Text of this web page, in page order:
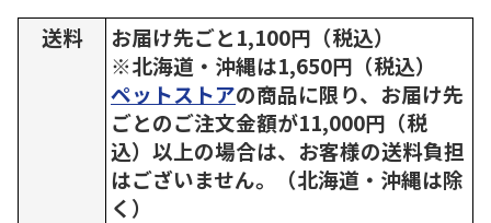
送料
お届け先ごと1,100円（税込）
※北海道・沖縄は1,650円（税込）
ペットストアの商品に限り、お届け先
ごとのご注文金額が11,000円（税
込）以上の場合は、お客様の送料負担
はございません。（北海道・沖縄は除
く）